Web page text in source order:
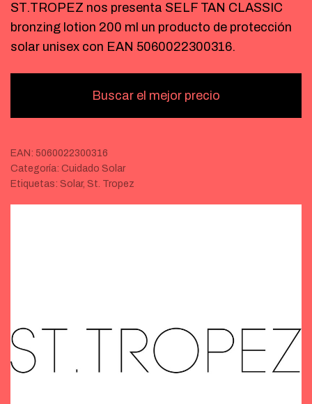
ST.TROPEZ nos presenta SELF TAN CLASSIC
bronzing lotion 200 ml un producto de protección
solar unisex con EAN 5060022300316.
Buscar el mejor precio
EAN: 5060022300316
Categoría: Cuidado Solar
Etiquetas: Solar, St. Tropez